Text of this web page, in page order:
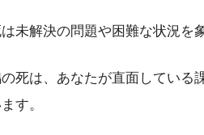
未解決の問題や困難な状況を
死は、あなたが直面している
す。